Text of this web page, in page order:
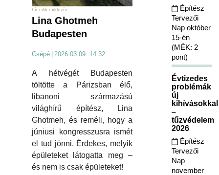
hír cikk exkluzív
Lina Ghotmeh
Budapesten
Csépé 2026.03.09. 14:32
A hétvégét Budapesten
töltötte a Párizsban élő,
libanoni származású
világhírű építész, Lina
Ghotmeh, és reméli, hogy a
júniusi kongresszusra ismét
el tud jönni. Érdekes, melyik
épületeket látogatta meg –
és nem is csak épületeket!
Építész
Tervezői
Nap október
15-én
(MÉK: 2
pont)
Évtizedes
problémák
új
kihívásokkal
–
tűzvédelem
2026
Építész
Tervezői
Nap
november